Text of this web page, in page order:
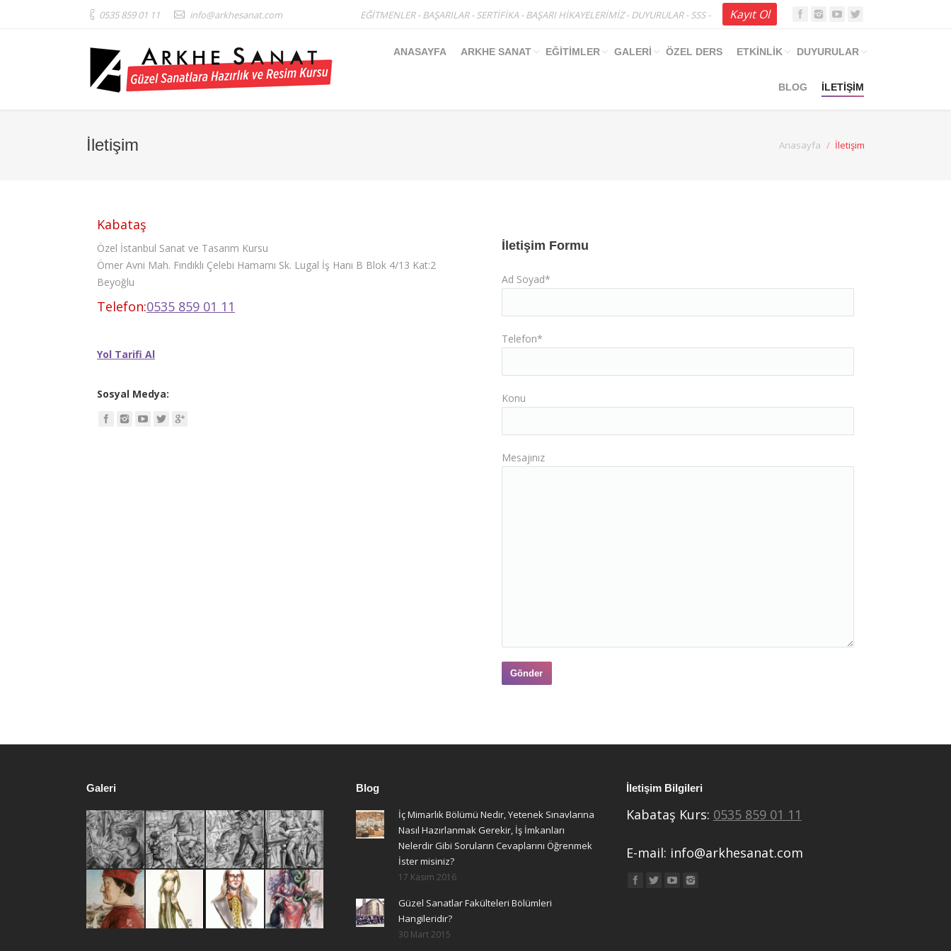
0535 859 01 11 info@arkhesanat.com EĞİTMENLER-BAŞARILAR- SERTİFİKA -BAŞARI HİKAYELERİMİZ-DUYURULAR- SSS- Kayıt Ol
ANASAYFA ARKHE SANAT EĞİTİMLER GALERİ ÖZEL DERS ETKİNLİK DUYURULAR
BLOG İLETİŞİM
İletişim Anasayfa İletişim
Kabataş
Özel İstanbul Sanat ve Tasarım Kursu
Ömer Avni Mah. Fındıklı Çelebi Hamamı Sk. Lugal İş Hanı B Blok 4/13 Kat:2
Beyoğlu
Telefon:0535 859 01 11
Yol Tarifi Al
Sosyal Medya:
İletişim Formu
Ad Soyad*
Telefon*
Konu
Mesajınız
Galeri Blog
İç Mimarlık Bölümü Nedir, Yetenek Sınavlarına
Nasıl Hazırlanmak Gerekir, İş İmkanları
Nelerdir Gibi Soruların Cevaplarını Öğrenmek
İster misiniz?
17 Kasım 2016
Güzel Sanatlar Fakülteleri Bölümleri
Hangileridir?
30 Mart 2015
İletişim Bilgileri
Kabataş Kurs: 0535 859 01 11
E-mail: info@arkhesanat.com
Find us on: